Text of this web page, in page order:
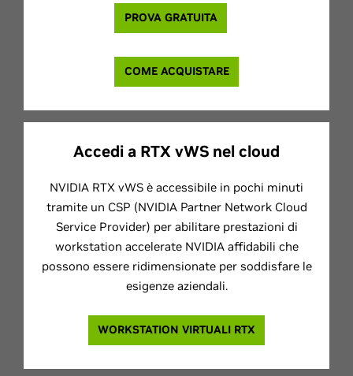
PROVA GRATUITA
COME ACQUISTARE
Accedi a RTX vWS nel cloud
NVIDIA RTX vWS è accessibile in pochi minuti
tramite un CSP (NVIDIA Partner Network Cloud
Service Provider) per abilitare prestazioni di
workstation accelerate NVIDIA affidabili che
possono essere ridimensionate per soddisfare le
esigenze aziendali.
WORKSTATION VIRTUALI RTX